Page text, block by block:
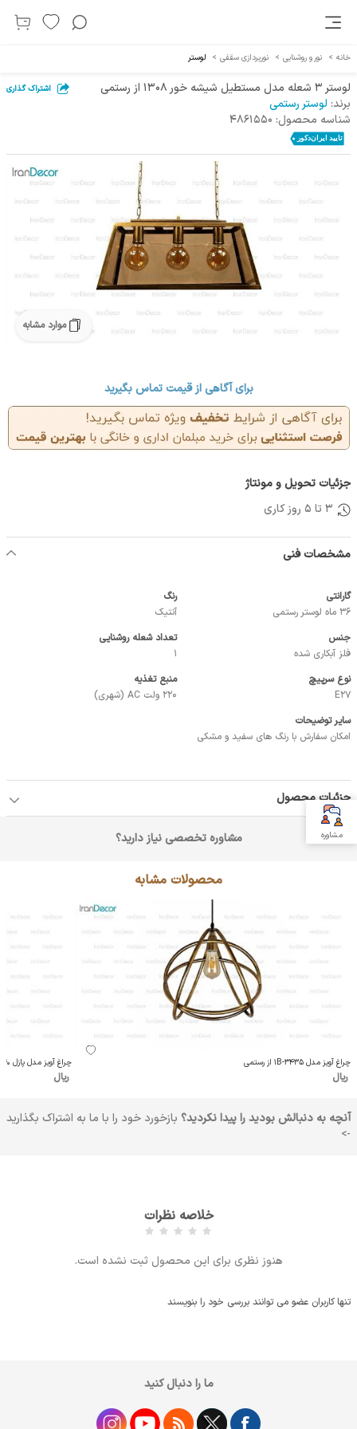
خانه > نور و روشنایی > نورپردازی سقفی > لوستر
لوستر 3 شعله مدل مستطیل شیشه خور 1308 از رستمی اشتراک گذاری
برند: لوستر رستمی
شناسه محصول: 4861550
موارد مشابه
برای آگاهی از قیمت تماس بگیرید
جزئیات تحویل و مونتاژ
3 تا 5 روز کاری
مشخصات فنی
گارانتی
36 ماه لوستر رستمی
رنگ
آنتیک
جنس
فلز آبکاری شده
تعداد شعله روشنایی
1
نوع سرپیچ
E27
منبع تغذیه
220 ولت AC (شهری)
سایر توضیحات
امکان سفارش با رنگ های سفید و مشکی
جزئیات محصول
مشاوره تخصصی نیاز دارید؟
محصولات مشابه
چراغ آویز مدل 3435-1B از رستمی
ریال
چراغ آویز مدل پازل 1340 از رستمی
ریال
آنچه به دنبالش بودید را پیدا نکردید؟ بازخورد خود را با ما به اشتراک بگذارید
->
خلاصه نظرات
هنوز نظری برای این محصول ثبت نشده است.
تنها کاربران عضو می توانند بررسی خود را بنویسند
ما را دنبال کنید
مشاوره